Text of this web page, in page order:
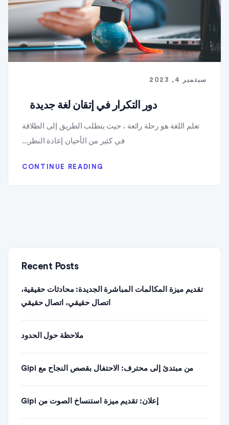
سبتمبر 4, 2023
دور التكرار في إتقان لغة جديدة
تعلم اللغة هو رحلة رائعة ، حيث يتطلب الطريق إلى الطلاقة
في كثير من الأحيان إعادة النظر...
CONTINUE READING
Recent Posts
تقديم ميزة المكالمات المباشرة الجديدة: محادثات حقيقية،
اتصال حقيقي، اتصال حقيقي
ملاحظة حول الحدود
من مبتدئ إلى محترف: الاحتفال بقصص النجاح مع Gipi
إعلان: تقديم ميزة استنساخ الصوت من Gipi